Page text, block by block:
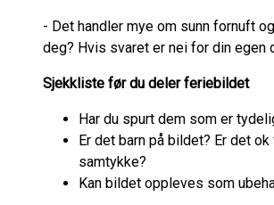
- Det handler mye om sunn fornuft
deg? Hvis svaret er nei for din egen
Sjekkliste før du deler feriebildet
Har du spurt dem som er
Er det barn på bildet? Er det
samtykke?
Kan bildet oppleves som